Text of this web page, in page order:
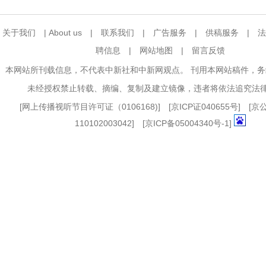
关于我们 | About us | 联系我们 | 广告服务 | 供稿服务 |
聘信息
| 网站地图 | 留言反馈
本网站所刊载信息，不代表中新社和中新网观点。 刊用本网站稿件，
未经授权禁止转载、摘编、复制及建立镜像，违者将依法追究法
[网上传播视听节目许可证（0106168)] [京ICP证040655号] [京
110102003042] [京ICP备05004340号-1]